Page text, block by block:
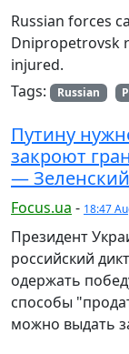
Russian forces
Dnipropetrovsk
injured.
Tags:
Russian
Путину
закроют
— Зеленский
Focus.ua - 18:47
Президент
российский
одержать
способы
можно выдать